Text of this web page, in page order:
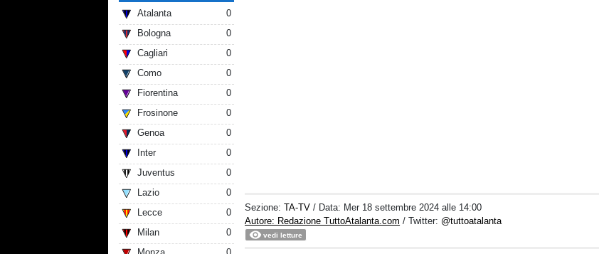
Atalanta
0
Bologna
0
Cagliari
0
Como
0
Fiorentina
0
Frosinone
0
Genoa
0
Inter
0
Juventus
0
Lazio
0
Lecce
0
Milan
0
Sezione:TA-TV/ Data: Mer 18 settembre 2024 alle 14:00
Autore: Redazione TuttoAtalanta.com / Twitter: @tuttoatalanta
vedi letture